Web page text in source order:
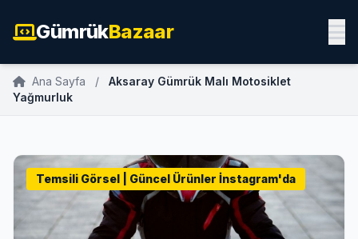
GümrükBazaar
Ana Sayfa /
Aksaray Gümrük Malı Motosiklet
Yağmurluk
Temsili Görsel | Güncel Ürünler İnstagram'da